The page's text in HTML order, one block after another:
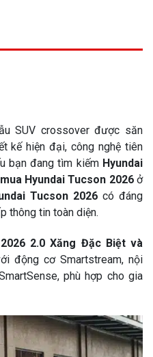
SUV crossover được săn
kế hiện đại, công nghệ tiên
bạn đang tìm kiếm Hyundai
mua Hyundai Tucson 2026ở
Tucson 2026 có đáng
thông tin toàn diện.
2.0 Xăng Đặc Biệt và
động cơ Smartstream, nội
phù hợp cho gia